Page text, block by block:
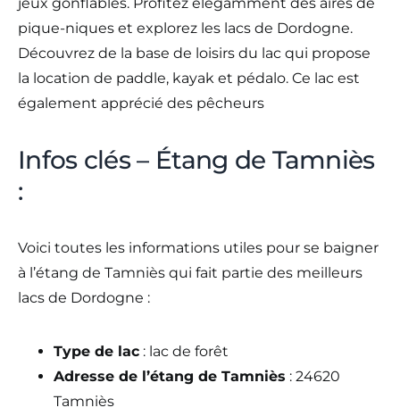
pique-niques et explorez les lacs de Dordogne.
Découvrez de la base de loisirs du lac qui propose
la location de paddle, kayak et pédalo. Ce lac est
également apprécié des pêcheurs
Infos clés – Étang de Tamniès
:
Voici toutes les informations utiles pour se baigner
à l’étang de Tamniès qui fait partie des meilleurs
lacs de Dordogne :
Type de lac : lac de forêt
Adresse de l’étang de Tamniès : 24620
Tamniès